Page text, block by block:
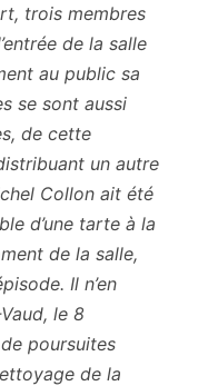
trois membres
de la salle
au public sa
se sont aussi
de cette
un autre
Collon ait été
d’une tarte à la
de la salle,
Il n’en
le 8
poursuites
de la